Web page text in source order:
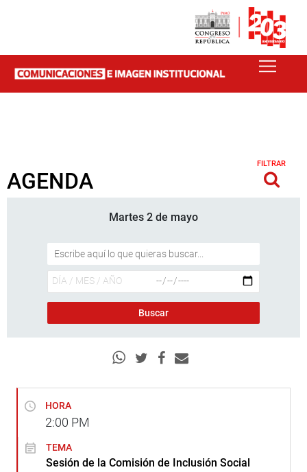
AGENDA
FILTRAR
Martes 2 de mayo
HORA
2:00 PM
TEMA
Sesión de la Comisión de Inclusión Social